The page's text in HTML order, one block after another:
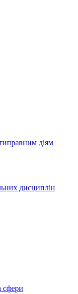
діям
дисциплін
сфери